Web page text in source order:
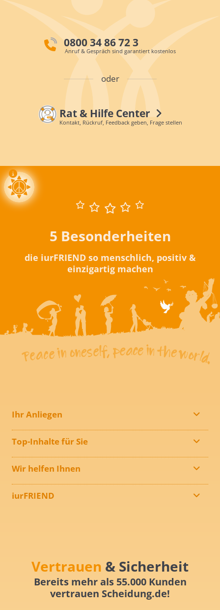
0800 34 86 72 3
Anruf & Gespräch sind garantiert kostenlos
oder
Rat & Hilfe Center
Kontakt, Rückruf, Feedback geben, Frage stellen
5 Besonderheiten
die iurFRIEND so menschlich, positiv &
einzigartig machen
Ihr Anliegen
Top-Inhalte für Sie
Wir helfen Ihnen
iurFRIEND
Vertrauen & Sicherheit
Bereits mehr als 55.000 Kunden
vertrauen Scheidung.de!